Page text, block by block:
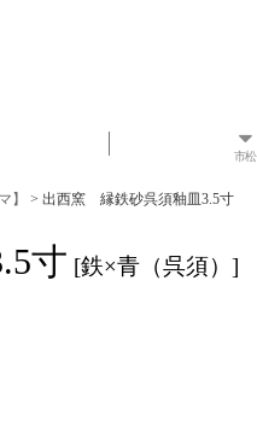
市松
】 > 出西窯 縁鉄砂呉須釉皿3.5寸
寸 [鉄×青（呉須） ]